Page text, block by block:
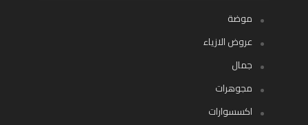
موضة
عروض الازياء
جمال
مجوهرات
اكسسوارات